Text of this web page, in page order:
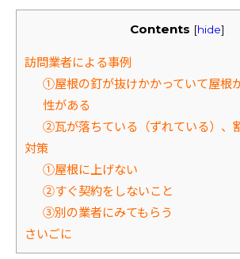
Contents [hide]
訪問業者による事例
①屋根の釘が抜けかかっていて屋根
性がある
②瓦が落ちている（ずれている）、
対策
①屋根に上げない
②すぐ契約をしないこと
③別の業者にみてもらう
さいごに